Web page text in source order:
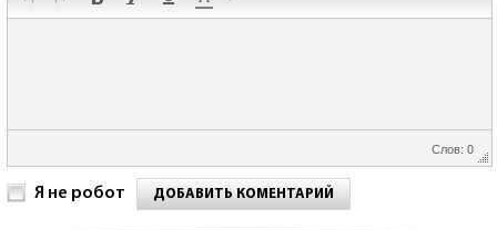
Слов: 0
Я не робот ДОБАВИТЬ КОМЕНТАРИЙ